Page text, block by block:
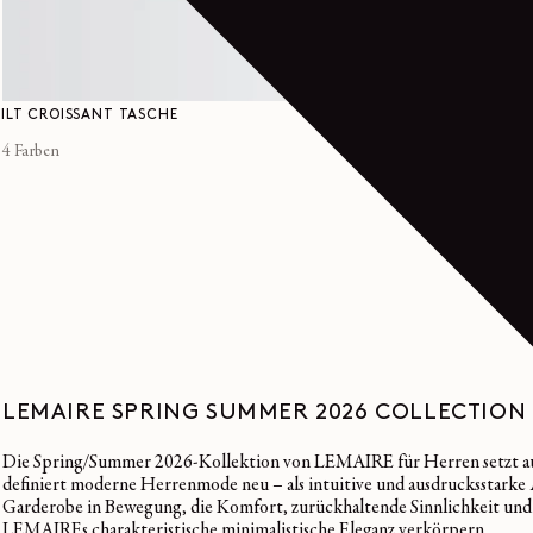
CROISSANT TASCHE
4 Farben
LEMAIRE SPRING SUMMER 2026 COLLECTION
Die Spring/Summer 2026-Kollektion von LEMAIRE für Herren setzt
definiert moderne Herrenmode neu – als intuitive und
Garderobe in Bewegung, die Komfort, zurückhaltende Sinnlichkeit